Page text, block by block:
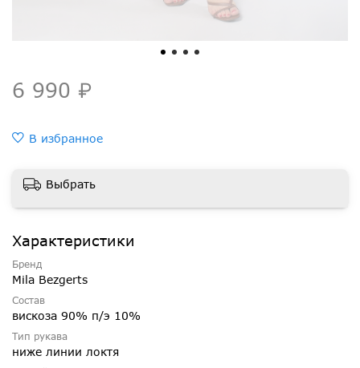
6 990 ₽
В избранное
Выбрать
Характеристики
Бренд
Mila Bezgerts
Состав
вискоза 90% п/э 10%
Тип рукава
ниже линии локтя